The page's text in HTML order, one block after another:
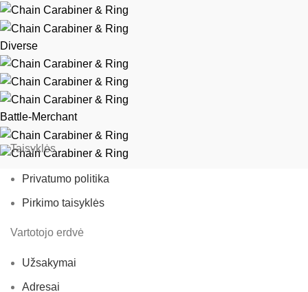
Diverse
Battle-Merchant
Taisyklės
Privatumo politika
Pirkimo taisyklės
Vartotojo erdvė
Užsakymai
Adresai